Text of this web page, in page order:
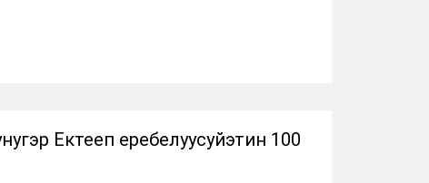
Ектееп еребелуусуйэтин 100